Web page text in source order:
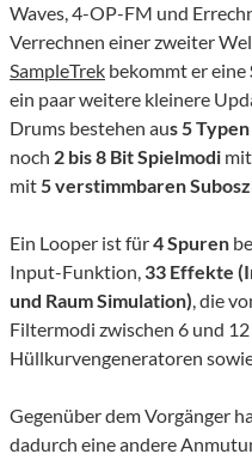
Waves, 4-OP-FM und
Verrechnen einer zweiter
SampleTrek bekommt er eine
ein paar weitere kleinere
Drums bestehen aus 5 Typen
noch 2 bis 8 Bit Spielmodi
mit5 verstimmbaren
Ein Looper ist für4 Spuren
Input-Funktion, 33 Effekte
und Raum Simulation), die
Filtermodi zwischen 6 und
Hüllkurvengeneratoren
Gegenüber dem Vorgänger
dadurch eine andere